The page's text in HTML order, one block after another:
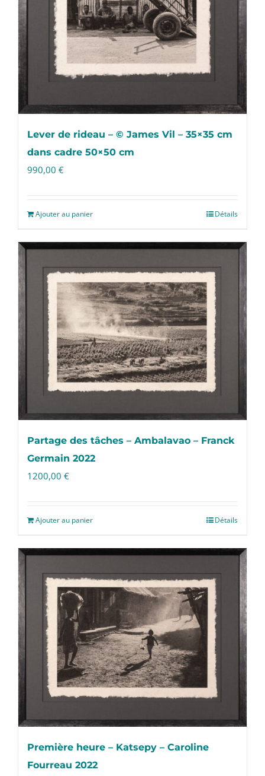
Lever de rideau – © James Vil – 35×35 cm
dans cadre 50×50 cm
990,00 €
Ajouter au panier Détails
Partage des tâches – Ambalavao – Franck
Germain 2022
1200,00 €
Ajouter au panier Détails
Première heure – Katsepy – Caroline
Fourreau 2022